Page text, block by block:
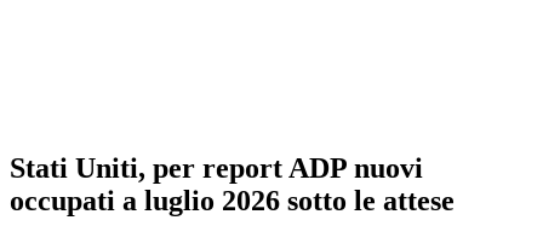
Stati Uniti, per report ADP nuovi
occupati a luglio 2026 sotto le attese